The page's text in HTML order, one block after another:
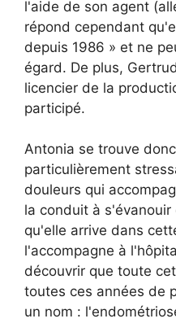
l'aide de son agent
répond cependant
depuis 1986 » et ne
égard. De plus,
licencier de la
participé.
Antonia se trouve
particulièrement
douleurs qui
la conduit à
qu'elle arrive dans
l'accompagne à
découvrir que toute
toutes ces années de
un nom :